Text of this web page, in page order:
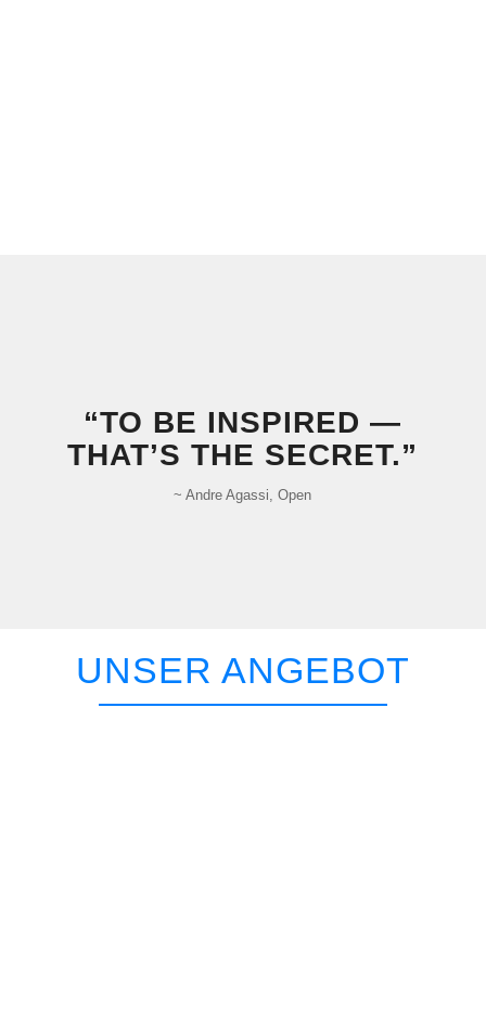
“TO BE INSPIRED —
THAT’S THE SECRET.”
~ And­re Agas­si, Open
UNSER ANGEBOT